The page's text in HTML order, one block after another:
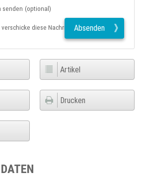
senden (optional)
diese Nachricht Absenden
Artikel
Drucken